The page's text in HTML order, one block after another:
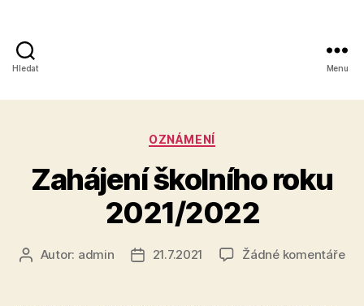
Hledat
akademie,
Kolín
IV,
Kutnohorská
41
Menu
Rubriky
OZNÁMENÍ
Zahájení školního roku
2021/2022
AutorAutor: admin
Datum
21.7.2021 Žádné komentářeu